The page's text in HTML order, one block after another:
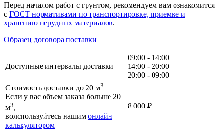
Перед началом работ с грунтом, рекомендуем вам ознакомится
с ГОСТ нормативами по транспортировке, приемке и
хранению нерудных материалов.
Образец договора поставки
Доступные интервалы доставки
09:00 - 14:00
14:00 - 20:00
20:00 - 09:00
Стоимость доставки до 20 м3
Если у вас объем заказа больше 20
м3,
волспользуйтесь нашим онлайн
калькулятором
8 000 ₽